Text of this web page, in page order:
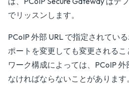
でリッスンします。
PCoIP 外部 URL で指定されてい
ポートを変更しても変更される
ワーク構成によっては、PCoIP 外
なければならないことがあります。